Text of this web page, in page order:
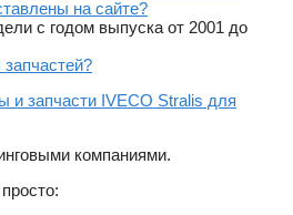
на сайте?
с годом выпуска от 2001 до
и запчасти IVECO Stralis для
компаниями.